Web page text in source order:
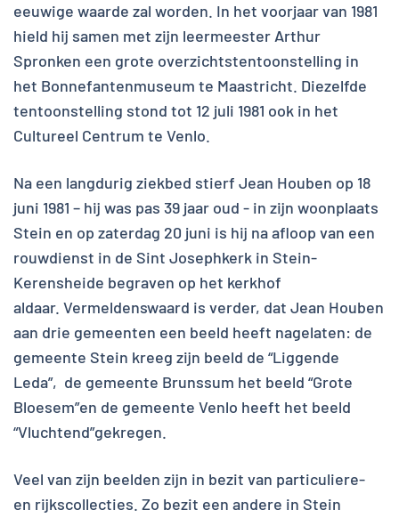
eeuwige waarde zal worden. In het voorjaar van 1981
hield hij samen met zijn leermeester Arthur
Spronken een grote overzichtstentoonstelling in
het Bonnefantenmuseum te Maastricht. Diezelfde
tentoonstelling stond tot 12 juli 1981 ook in het
Cultureel Centrum te Venlo.
Na een langdurig ziekbed stierf Jean Houben op 18
juni 1981 – hij was pas 39 jaar oud - in zijn woonplaats
Stein en op zaterdag 20 juni is hij na afloop van een
rouwdienst in de Sint Josephkerk in Stein-
Kerensheide begraven op het kerkhof
aldaar. Vermeldenswaard is verder, dat Jean Houben
aan drie gemeenten een beeld heeft nagelaten: de
gemeente Stein kreeg zijn beeld de “Liggende
Leda”, de gemeente Brunssum het beeld “Grote
Bloesem”en de gemeente Venlo heeft het beeld
“Vluchtend”gekregen.
Veel van zijn beelden zijn in bezit van particuliere-
en rijkscollecties. Zo bezit een andere in Stein